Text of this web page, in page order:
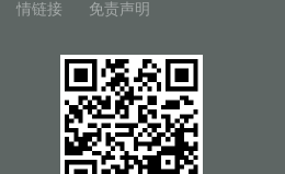
情链接
免责声明